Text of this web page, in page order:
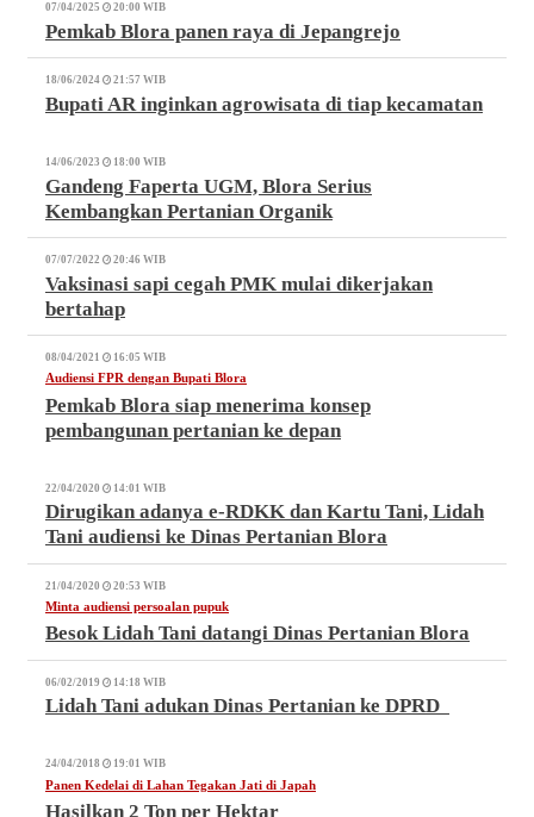
07/04/2025 20:00 WIB
Pemkab Blora panen raya di Jepangrejo
18/06/2024 21:57 WIB
Bupati AR inginkan agrowisata di tiap kecamatan
14/06/2023 18:00 WIB
Gandeng Faperta UGM, Blora Serius
Kembangkan Pertanian Organik
07/07/2022 20:46 WIB
Vaksinasi sapi cegah PMK mulai dikerjakan
bertahap
08/04/2021 16:05 WIB
Audiensi FPR dengan Bupati Blora
Pemkab Blora siap menerima konsep
pembangunan pertanian ke depan
22/04/2020 14:01 WIB
Dirugikan adanya e-RDKK dan Kartu Tani, Lidah
Tani audiensi ke Dinas Pertanian Blora
21/04/2020 20:53 WIB
Minta audiensi persoalan pupuk
Besok Lidah Tani datangi Dinas Pertanian Blora
06/02/2019 14:18 WIB
Lidah Tani adukan Dinas Pertanian ke DPRD
24/04/2018 19:01 WIB
Panen Kedelai di Lahan Tegakan Jati di Japah
Hasilkan 2 Ton per Hektar